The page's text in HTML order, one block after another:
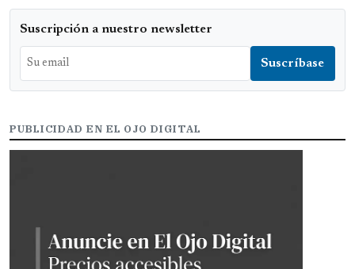
Suscripción a nuestro newsletter
PUBLICIDAD EN EL OJO DIGITAL